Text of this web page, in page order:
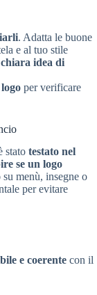
. Adatta le buone
e al tuo stile
idea di
per verificare
stato testato nel
se un logo
menù, insegne o
per evitare
e coerente con il